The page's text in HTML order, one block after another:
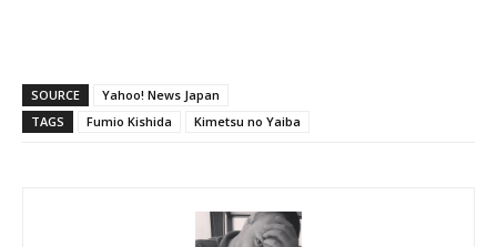
SOURCE
Yahoo! News Japan
TAGS
Fumio Kishida Kimetsu no Yaiba